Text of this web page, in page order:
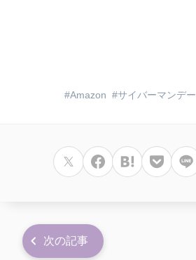
Amazon サイバーマンデー
次の記事